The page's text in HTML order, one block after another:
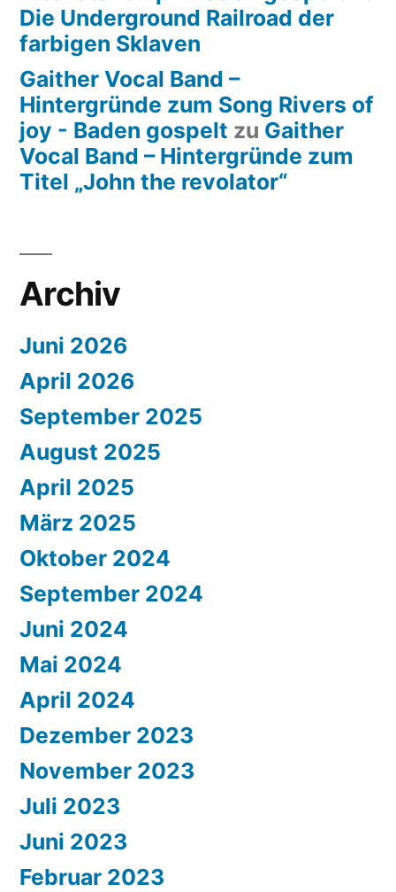
Die Underground Railroad der
farbigen Sklaven
Gaither Vocal Band –
Hintergründe zum Song Rivers of
joy - Baden gospelt zu Gaither
Vocal Band – Hintergründe zum
Titel „John the revolator“
Archiv
Juni 2026
April 2026
September 2025
August 2025
April 2025
März 2025
Oktober 2024
September 2024
Juni 2024
Mai 2024
April 2024
Dezember 2023
November 2023
Juli 2023
Juni 2023
Februar 2023